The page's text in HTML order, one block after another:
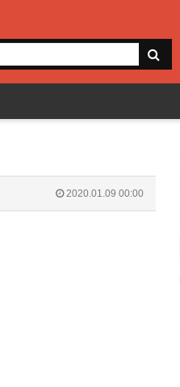
2020.01.09 00:00